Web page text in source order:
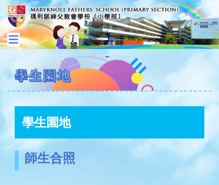
學生園地
學生園地
師生合照